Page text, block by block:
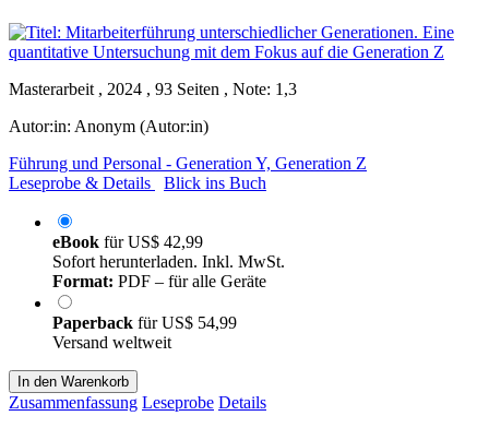
Masterarbeit , 2024 , 93 Seiten , Note: 1,3
Autor:in: Anonym (Autor:in)
Führung und Personal - Generation Y, Generation Z
Leseprobe & Details
Blick ins Buch
eBook fürUS$ 42,99
Sofort herunterladen. Inkl. MwSt.
Format: PDF – für alle Geräte
Paperback fürUS$ 54,99
Versand weltweit
In den Warenkorb
Zusammenfassung Leseprobe Details